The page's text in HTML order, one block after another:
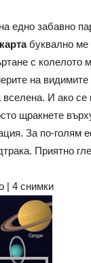
едно забавно
буквално ме
с колелото
на
И ако се
щракнете
За по-голям
Приятно
| 4 снимки